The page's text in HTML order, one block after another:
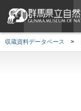
収蔵資料データベース >